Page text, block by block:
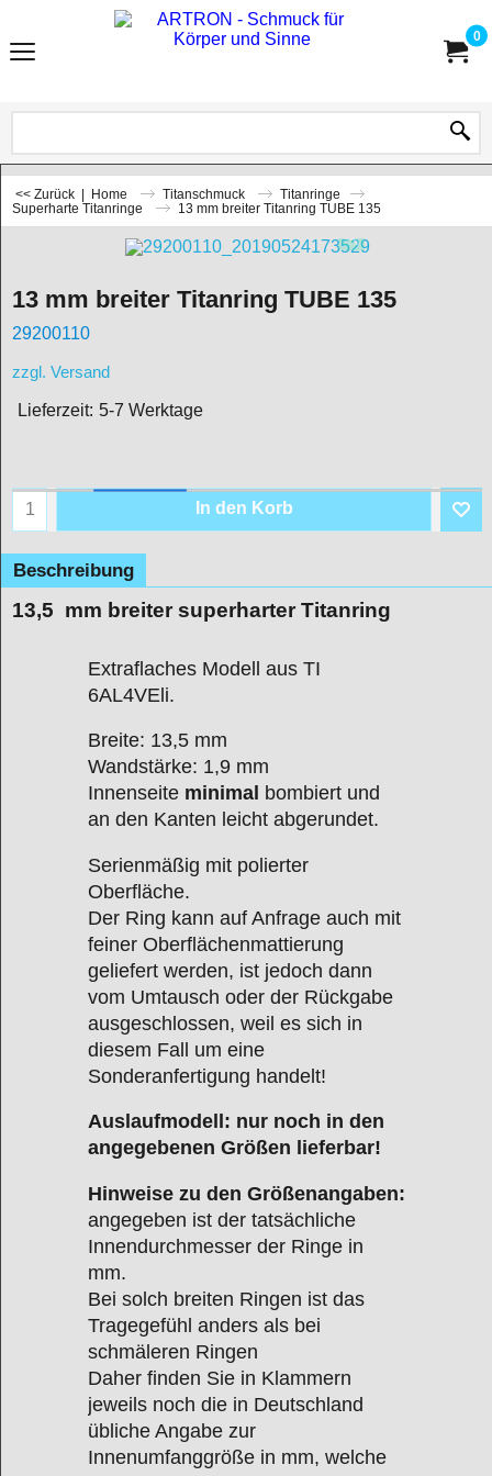
0
<< Zurück | Home Titanschmuck
Titanringe
Superharte Titanringe
13 mm breiter Titanring TUBE 135
13 mm breiter Titanring TUBE 135
29200110
zzgl. Versand
Lieferzeit: 5-7 Werktage
In den Korb
Beschreibung
13,5 mm breiter superharter Titanring
Extraflaches Modell aus TI
6AL4VEli.
Breite: 13,5 mm
Wandstärke: 1,9 mm
Innenseite minimal bombiert und
an den Kanten leicht abgerundet.
Serienmäßig mit polierter
Oberfläche.
Der Ring kann auf Anfrage auch mit
feiner Oberflächenmattierung
geliefert werden, ist jedoch dann
vom Umtausch oder der Rückgabe
ausgeschlossen, weil es sich in
diesem Fall um eine
Sonderanfertigung handelt!
Auslaufmodell: nur noch in den
angegebenen Größen lieferbar!
Hinweise zu den Größenangaben:
angegeben ist der tatsächliche
Innendurchmesser der Ringe in
mm.
Bei solch breiten Ringen ist das
Tragegefühl anders als bei
schmäleren Ringen
Daher finden Sie in Klammern
jeweils noch die in Deutschland
übliche Angabe zur
Innenumfanggröße in mm, welche